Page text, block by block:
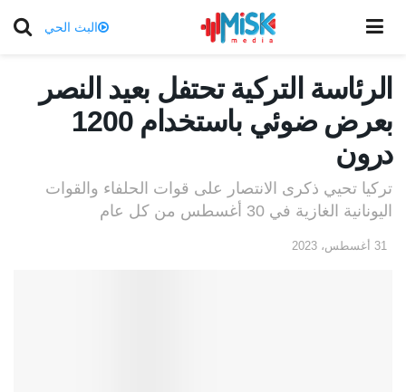
البث الحي
الرئاسة التركية تحتفل بعيد النصر
بعرض ضوئي باستخدام 1200
درون
تركيا تحيي ذكرى الانتصار على قوات الحلفاء والقوات
اليونانية الغازية في 30 أغسطس من كل عام
31 أغسطس، 2023